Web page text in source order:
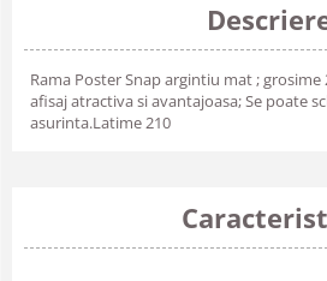
Rama Poster Snap argintiu mat ;
afisaj atractiva si avantajoasa; Se poate
asurinta.Latime 210